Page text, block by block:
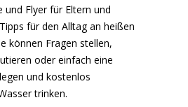
und Flyer für Eltern und
für den Alltag an heißen
können Fragen stellen,
oder einfach eine
und kostenlos
trinken.